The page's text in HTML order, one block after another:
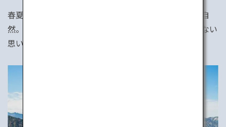
春夏秋冬、どの季節も違った顔を見せてくれる日本の自
然。日本の山や渓谷、湿原でのハイキングは忘れられない
思い出になるはずです。